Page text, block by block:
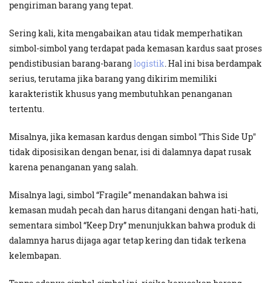
pengiriman barang yang tepat.
Sering kali, kita mengabaikan atau tidak memperhatikan
simbol-simbol yang terdapat pada kemasan kardus saat proses
pendistibusian barang-barang logistik. Hal ini bisa berdampak
serius, terutama jika barang yang dikirim memiliki
karakteristik khusus yang membutuhkan penanganan
tertentu.
Misalnya, jika kemasan kardus dengan simbol "This Side Up"
tidak diposisikan dengan benar, isi di dalamnya dapat rusak
karena penanganan yang salah.
Misalnya lagi, simbol “Fragile” menandakan bahwa isi
kemasan mudah pecah dan harus ditangani dengan hati-hati,
sementara simbol “Keep Dry” menunjukkan bahwa produk di
dalamnya harus dijaga agar tetap kering dan tidak terkena
kelembapan.